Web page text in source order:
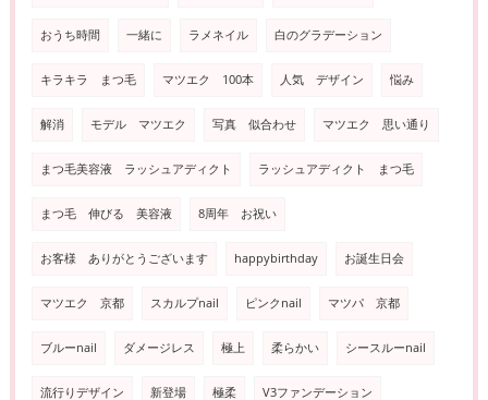
おうち時間 一緒に ラメネイル 白のグラデーション
キラキラ まつ毛 マツエク 100本 人気 デザイン 悩み
解消 モデル マツエク 写真 似合わせ マツエク 思い通り
まつ毛美容液 ラッシュアディクト ラッシュアディクト まつ毛
まつ毛 伸びる 美容液 8周年 お祝い
お客様 ありがとうございます happybirthday お誕生日会
マツエク 京都 スカルプnail ピンクnail マツパ 京都
ブルーnail ダメージレス 極上 柔らかい シースルーnail
流行りデザイン 新登場 極柔 V3ファンデーション